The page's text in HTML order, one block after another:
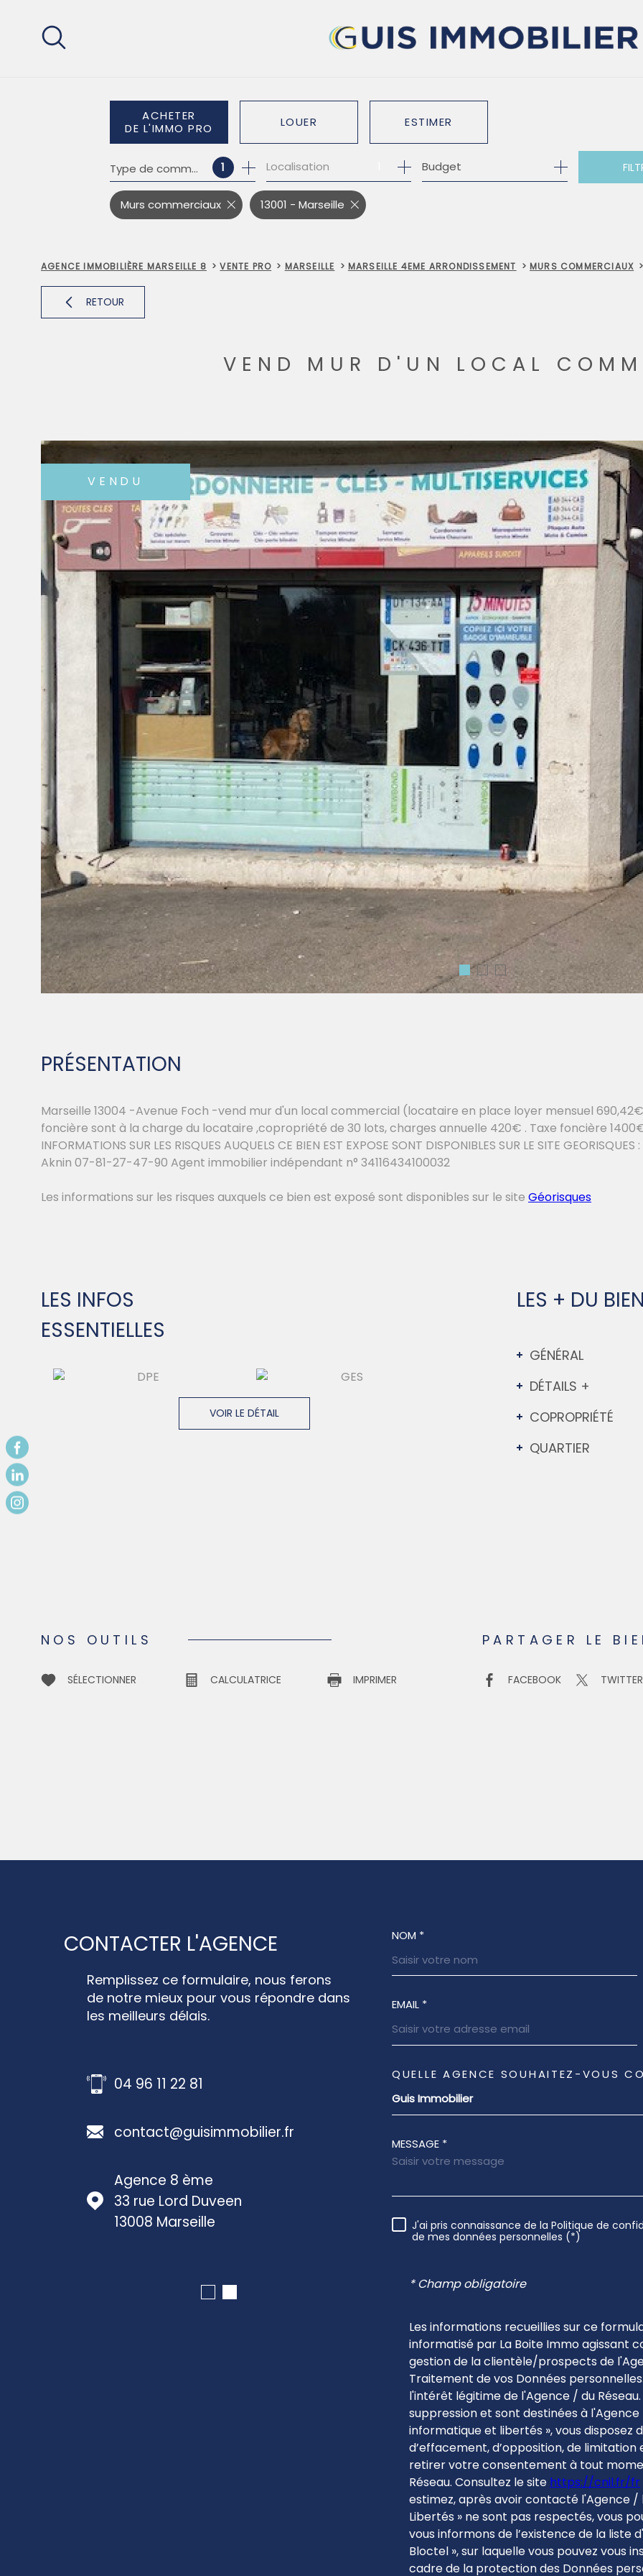
contenu
ACHETER
DE L'IMMO PRO
DE L'ANCIEN
LOUER
À L'ANNÉE
ESTIMER
Type de commerce 1 Localisation Budget
Murs commerciaux 13001 - Marseille
AGENCE IMMOBILIÈRE MARSEILLE 8 VENTE PRO MARSEILLE MARSEILLE 4EME ARRONDISSEMENT MURS COMMERCIAUX
RETOUR
VEND MUR D'UN LOCAL
VENDU
PRÉSENTATION
Marseille 13004 -Avenue Foch -vend mur d'un local commercial (locataire en place loyer mensuel
foncière sont à la charge du locataire ,copropriété de 30 lots, charges annuelle 420€ . Taxe foncière 1400€
INFORMATIONS SUR LES RISQUES AUQUELS CE BIEN EST EXPOSE SONT DISPONIBLES SUR LE SITE
Aknin 07-81-27-47-90 Agent immobilier indépendant n° 34116434100032
Les informations sur les risques auxquels ce bien est exposé sont disponibles sur le site Géorisques
LES INFOS
ESSENTIELLES
VOIR LE DÉTAIL
LES + DU
GÉNÉRAL
DÉTAILS +
COPROPRIÉTÉ
QUARTIER
NOS OUTILS
SÉLECTIONNER CALCULATRICE IMPRIMER
PARTAGER LE
FACEBOOK TWITTER
CONTACTER L'AGENCE
Remplissez ce formulaire, nous ferons
de notre mieux pour vous répondre dans
les meilleurs délais.
04 96 11 22 81
contact@guisimmobilier.fr
Agence 8 ème
33 rue Lord Duveen
13008
Marseille
04 96 11 22 88
13008 Marseille
NOM *
EMAIL *
TRAD_MELTEM_VOREDEMANDE
QUELLE AGENCE SOUHAITEZ-VOUS
Guis Immobilier
MESSAGE *
RÈGLEMENTATION
J'ai pris connaissance de la Politique de
de mes données personnelles (*)
* Champ obligatoire
Les informations recueillies sur ce
informatisé par La Boite Immo agissant
gestion de la clientèle/prospects de
Traitement de vos Données
l'intérêt légitime de l'Agence / du
suppression et sont destinées à
informatique et libertés », vous disposez
d’effacement, d’opposition, de
retirer votre consentement à tout
Réseau. Consultez le site https://cnil.fr/fr
estimez, après avoir contacté l'Agence /
Libertés » ne sont pas respectés, vous
vous informons de l’existence de la
Bloctel », sur laquelle vous pouvez vous
cadre de la protection des Données